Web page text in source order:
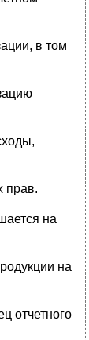
в том
прав.
на
на
отчетного